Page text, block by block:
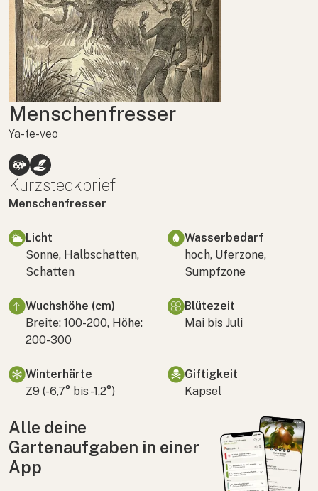
Menschenfresser
Ya-te-veo
Kurzsteckbrief
Menschenfresser
Licht
Sonne, Halbschatten,
Schatten
Wasserbedarf
hoch, Uferzone,
Sumpfzone
Wuchshöhe (cm)
Breite: 100-200, Höhe:
200-300
Blütezeit
Mai bis Juli
Winterhärte
Z9 (-6,7° bis -1,2°)
Giftigkeit
Kapsel
Alle deine
Gartenaufgaben in einer
App